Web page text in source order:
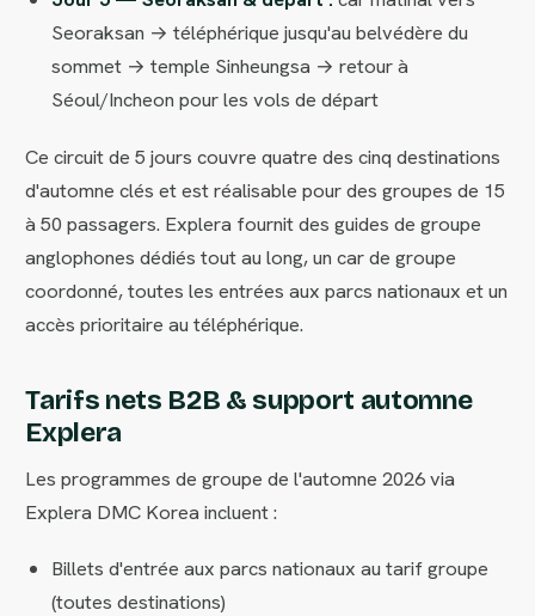
Seoraksan → téléphérique jusqu'au belvédère du
sommet → temple Sinheungsa → retour à
Séoul/Incheon pour les vols de départ
Ce circuit de 5 jours couvre quatre des cinq destinations
d'automne clés et est réalisable pour des groupes de 15
à 50 passagers. Explera fournit des guides de groupe
anglophones dédiés tout au long, un car de groupe
coordonné, toutes les entrées aux parcs nationaux et un
accès prioritaire au téléphérique.
Tarifs nets B2B & support automne
Explera
Les programmes de groupe de l'automne 2026 via
Explera DMC Korea incluent :
Billets d'entrée aux parcs nationaux au tarif groupe
(toutes destinations)